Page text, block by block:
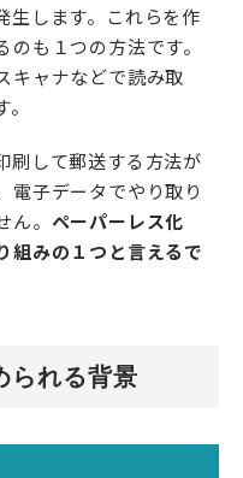
生します。これらを作
も１つの方法です。
キャナなどで読み取
刷して郵送する方法が
電子データでやり取り
ん。 ペーパーレス化
組みの１つと言えるで
られる背景